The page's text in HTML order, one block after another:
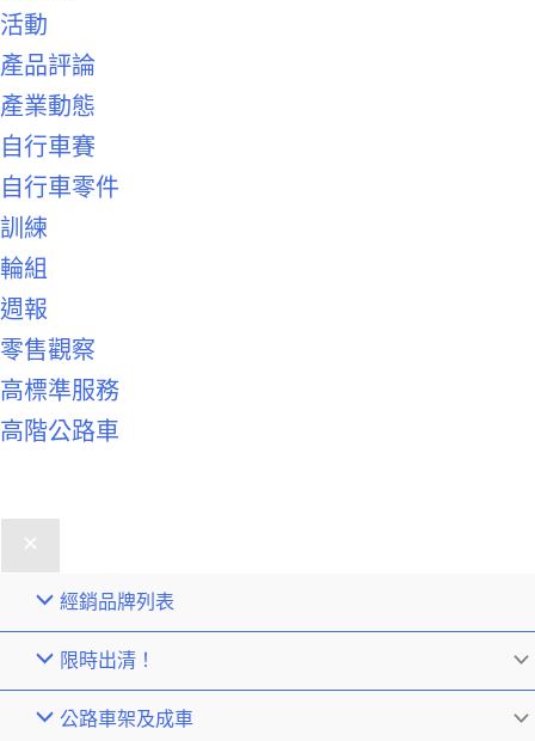
活動
產品評論
產業動態
自行車賽
自行車零件
訓練
輪組
週報
零售觀察
高標準服務
高階公路車
經銷品牌列表
限時出清！
公路車架及成車